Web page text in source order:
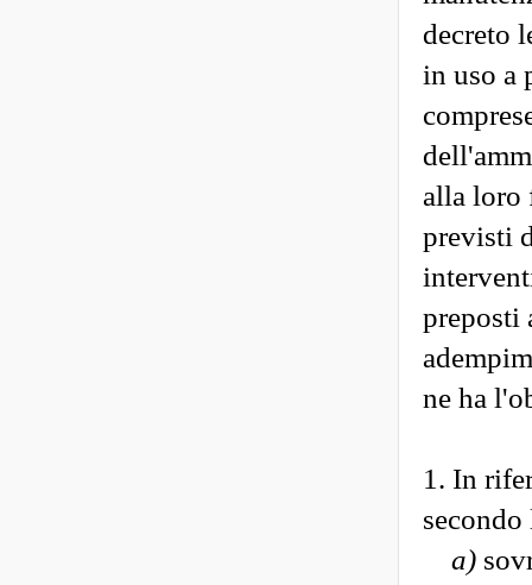
decreto
in uso a
alla loro
previsti
preposti
ne ha
1. In
a)